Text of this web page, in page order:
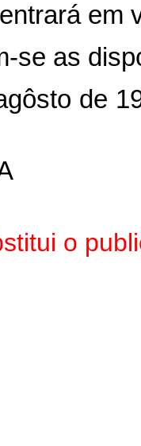
em
se as
de
o